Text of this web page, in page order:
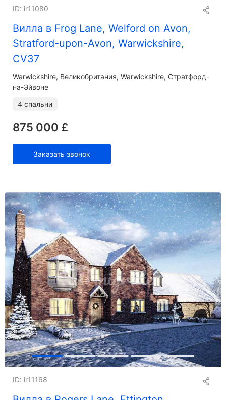
Вилла в Frog Lane, Welford on Avon,
Stratford-upon-Avon, Warwickshire,
CV37
ID: ir11080
Warwickshire Великобритания, Warwickshire, Стратфорд-
на-Эйвоне
4 спальни
875 000 £
Заказать звонок
ID: ir11168